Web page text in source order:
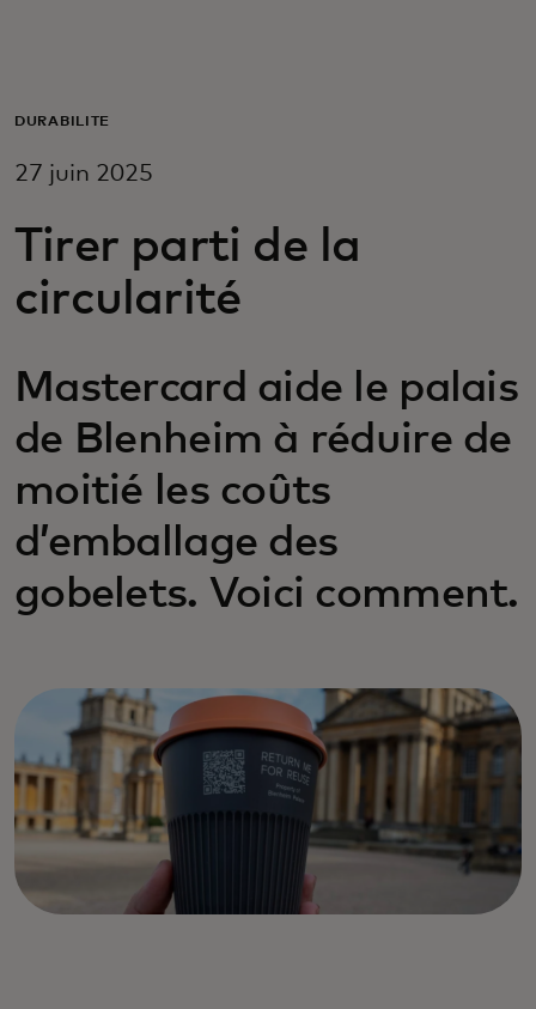
Pour les entreprises
Pour les innovateurs
DURABILITÉ
27 juin 2025
Tirer parti de la
circularité
Mastercard aide le palais
de Blenheim à réduire de
moitié les coûts
d’emballage des
gobelets. Voici comment.